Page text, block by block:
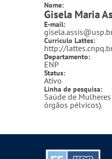
Nome:
Gisela Maria
E-mail:
Curriculo Lattes:
http://
Departamento:
ENP
Status:
Ativo
Linha de pesquisa:
Saúde de
órgãos pélvicos).